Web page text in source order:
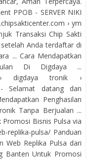
PPOB - SERVER NIKI
› ym
Transaksi Chip Sakti
Anda terdaftar di
... Cara Mendapatkan
Di Digdaya ...
› digdaya tronik ›
Selamat datang dan
Penghasilan
Tanpa Berjualan ...
Promosi Bisnis Pulsa via
replika-pulsa/ Panduan
Web Replika Pulsa dari
Banten Untuk Promosi